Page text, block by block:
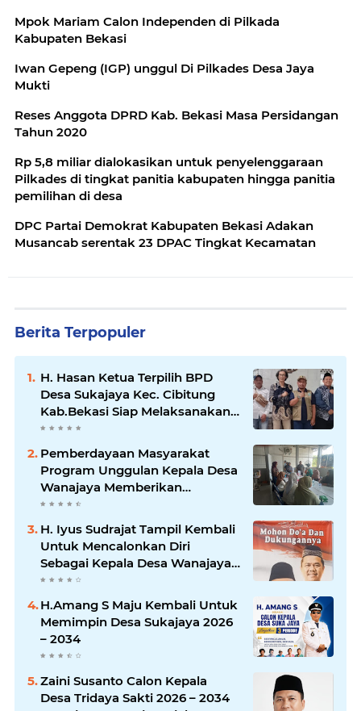
Mpok Mariam Calon Independen di Pilkada
Kabupaten Bekasi
Iwan Gepeng (IGP) unggul Di Pilkades Desa Jaya
Mukti
Reses Anggota DPRD Kab. Bekasi Masa Persidangan
Tahun 2020
Rp 5,8 miliar dialokasikan untuk penyelenggaraan
Pilkades di tingkat panitia kabupaten hingga panitia
pemilihan di desa
DPC Partai Demokrat Kabupaten Bekasi Adakan
Musancab serentak 23 DPAC Tingkat Kecamatan
Berita Terpopuler
H. Hasan Ketua Terpilih BPD
Desa Sukajaya Kec. Cibitung
Kab.Bekasi Siap Melaksanakan
Aspirasi Masyarakat
Pemberdayaan Masyarakat
Program Unggulan Kepala Desa
Wanajaya Memberikan
pelatihan Ketrampilan Untuk
H. Iyus Sudrajat Tampil Kembali
Untuk Mencalonkan Diri
Sebagai Kepala Desa Wanajaya
Bergema dari Warga Ujung
Perumahan
H.Amang S Maju Kembali Untuk
Memimpin Desa Sukajaya 2026
– 2034
Zaini Susanto Calon Kepala
Desa Tridaya Sakti 2026 – 2034